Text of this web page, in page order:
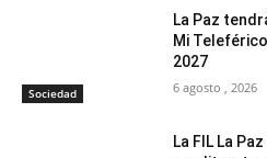
Sociedad
La Paz
Mi
2027
6 agosto , 2026
La FIL La